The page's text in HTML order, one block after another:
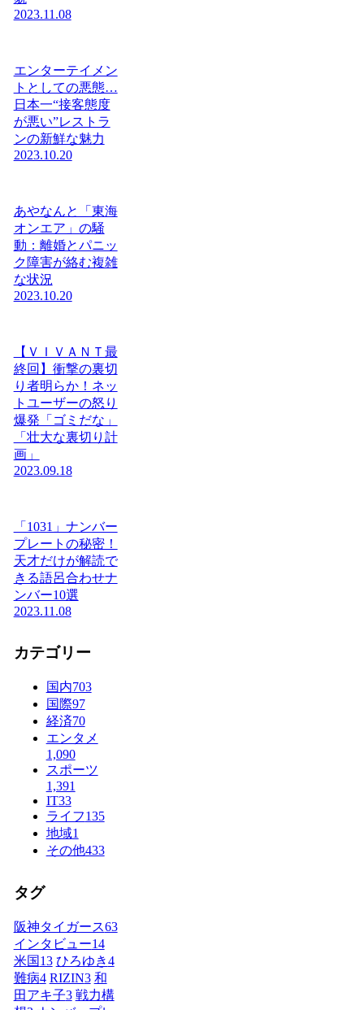
2023.11.08
エンターテイメン
トとしての悪態…
日本一“接客態度
が悪い”レストラ
ンの新鮮な魅力
2023.10.20
あやなんと「東海
オンエア」の騒
動：離婚とパニッ
ク障害が絡む複雑
な状況
2023.10.20
【ＶＩＶＡＮＴ最
終回】衝撃の裏切
り者明らか！ネッ
トユーザーの怒り
爆発「ゴミだな」
「壮大な裏切り計
画」
2023.09.18
「1031」ナンバー
プレートの秘密！
天才だけが解読で
きる語呂合わせナ
ンバー10選
2023.11.08
カテゴリー
国内703
国際97
経済70
エンタメ
1,090
スポーツ
1,391
IT33
ライフ135
地域1
その他433
タグ
阪神タイガース63
インタビュー14
米国13 ひろゆき4
難病4 RIZIN3 和
田アキ子3 戦力構